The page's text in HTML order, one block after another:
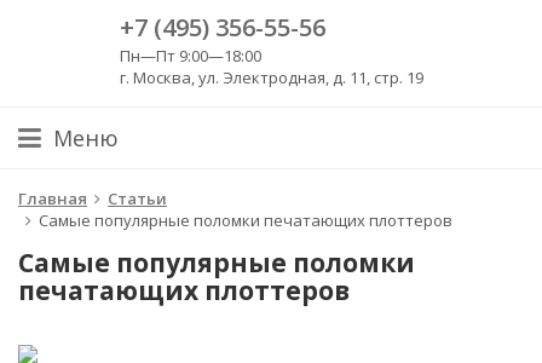
+7 (495) 356-55-56
Пн—Пт 9:00—18:00
г. Москва, ул. Электродная, д. 11, стр. 19
Меню
Главная
Статьи
Самые популярные поломки печатающих плоттеров
Самые популярные поломки
печатающих плоттеров